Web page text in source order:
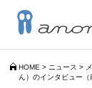
HOME > ニュース >
ん）のインタビュー